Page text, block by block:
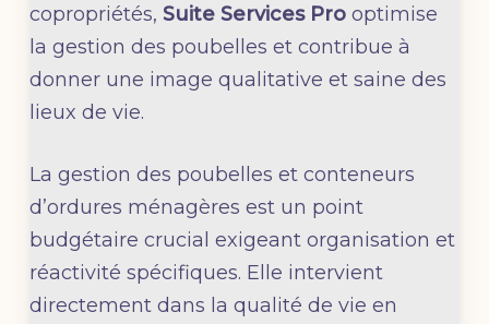
copropriétés, Suite Services Prooptimise
la gestion des poubelles et contribue à
donner une image qualitative et saine des
lieux de vie.
La gestion des poubelles et conteneurs
d’ordures ménagères est un point
budgétaire crucial exigeant organisation et
réactivité spécifiques. Elle intervient
directement dans la qualité de vie en